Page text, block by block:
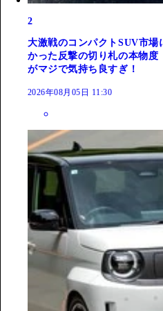
2
大激戦のコンパクトSUV市
かった反撃の切り札の本物
がマジで気持ち良すぎ！
2026年08月05日 11:30